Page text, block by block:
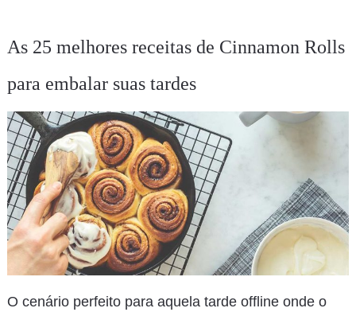
As 25 melhores receitas de Cinnamon Rolls
para embalar suas tardes
O cenário perfeito para aquela tarde offline onde o